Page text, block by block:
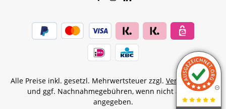
Alle Preise inkl. gesetzl. Mehrwertsteuer zzgl. Versandkosten
und ggf. Nachnahmegebühren, wenn nicht anders
angegeben.